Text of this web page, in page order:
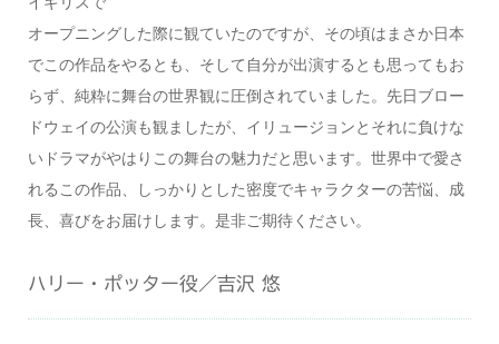
オープニングした際に観ていたのですが、その頃はまさか日本
でこの作品をやるとも、そして自分が出演するとも思ってもお
らず、純粋に舞台の世界観に圧倒されていました。先日ブロー
ドウェイの公演も観ましたが、イリュージョンとそれに負けな
いドラマがやはりこの舞台の魅力だと思います。世界中で愛さ
れるこの作品、しっかりとした密度でキャラクターの苦悩、成
長、喜びをお届けします。是非ご期待ください。
ハリー・ポッター役／吉沢 悠